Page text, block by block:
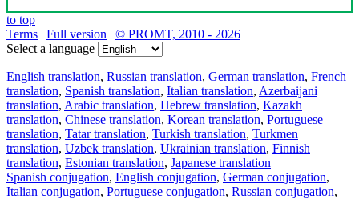
to top
Terms | Full version | © PROMT, 2010 - 2026
Select a language
English translation, Russian translation, German translation, French
translation, Spanish translation, Italian translation, Azerbaijani
translation, Arabic translation, Hebrew translation, Kazakh
translation, Chinese translation, Korean translation, Portuguese
translation, Tatar translation, Turkish translation, Turkmen
translation, Uzbek translation, Ukrainian translation, Finnish
translation, Estonian translation, Japanese translation
Spanish conjugation, English conjugation, German conjugation,
Italian conjugation, Portuguese conjugation, Russian conjugation,